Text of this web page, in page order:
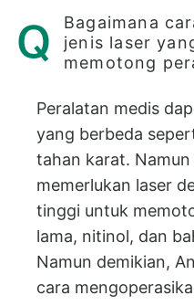
Bagaimana
jenis laser
memotong
Peralatan medis
yang berbeda
tahan karat.
memerlukan laser
tinggi untuk
lama, nitinol, dan
Namun demikian,
cara